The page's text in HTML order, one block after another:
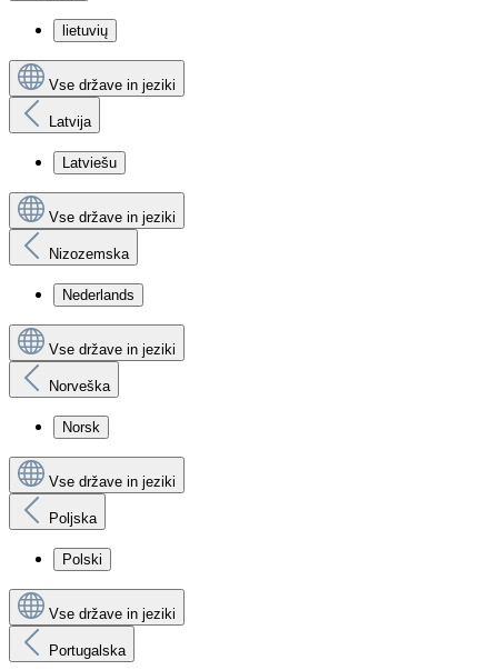
lietuvių
Vse države in jeziki
Latvija
Latviešu
Vse države in jeziki
Nizozemska
Nederlands
Vse države in jeziki
Norveška
Norsk
Vse države in jeziki
Poljska
Polski
Vse države in jeziki
Portugalska